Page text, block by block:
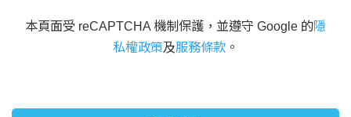
本頁面受 reCAPTCHA 機制保護，並遵守 Google 的隱
私權政策及服務條款 。